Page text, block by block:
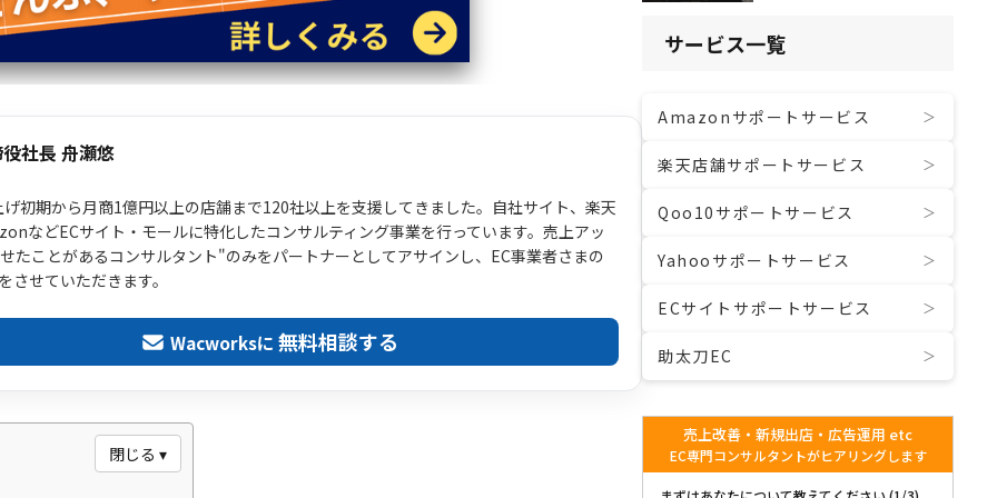
社長 舟瀬悠
初期から月商1億円以上の店舗まで120社以上を支援してきました。自社サイト、楽天
などECサイト・モールに特化したコンサルティング事業を行っています。売上アッ
たことがあるコンサルタント"のみをパートナーとしてアサインし、EC事業者さまの
せていただきます。
Wacworksに 無料相談する
閉じる ▾
サービス一覧
Amazonサポートサービス
楽天店舗サポートサービス
Qoo10サポートサービス
Yahooサポートサービス
ECサイトサポートサービス
助太刀EC
売上改善・新規出店・広告運用 etc
EC専門コンサルタントがヒアリングします